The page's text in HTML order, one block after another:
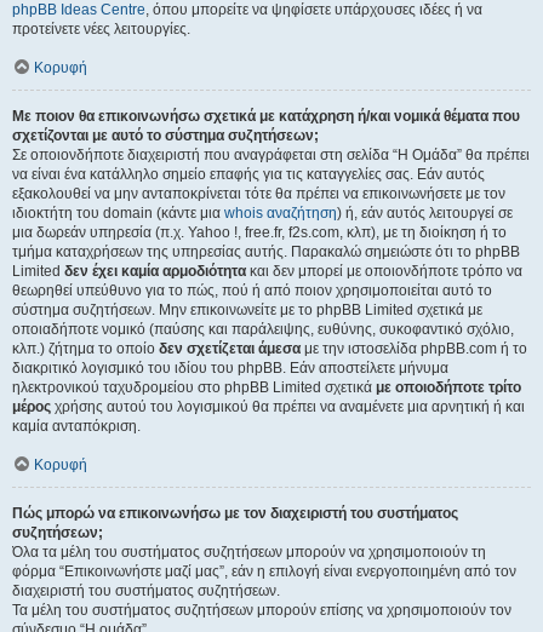
phpBB Ideas Centre, όπου μπορείτε να ψηφίσετε υπάρχουσες ιδέες ή να
προτείνετε νέες λειτουργίες.
Κορυφή
Με ποιον θα επικοινωνήσω σχετικά με κατάχρηση ή/και νομικά θέματα που
σχετίζονται με αυτό το σύστημα συζητήσεων;
Σε οποιονδήποτε διαχειριστή που αναγράφεται στη σελίδα “Η Ομάδα” θα πρέπει
να είναι ένα κατάλληλο σημείο επαφής για τις καταγγελίες σας. Εάν αυτός
εξακολουθεί να μην ανταποκρίνεται τότε θα πρέπει να επικοινωνήσετε με τον
ιδιοκτήτη του domain (κάντε μια whois αναζήτηση) ή, εάν αυτός λειτουργεί σε
μια δωρεάν υπηρεσία (π.χ. Yahoo !, free.fr, f2s.com, κλπ), με τη διοίκηση ή το
τμήμα καταχρήσεων της υπηρεσίας αυτής. Παρακαλώ σημειώστε ότι το phpBB
Limited δεν έχει καμία αρμοδιότητα και δεν μπορεί με οποιονδήποτε τρόπο να
θεωρηθεί υπεύθυνο για το πώς, πού ή από ποιον χρησιμοποιείται αυτό το
σύστημα συζητήσεων. Μην επικοινωνείτε με το phpBB Limited σχετικά με
οποιαδήποτε νομικό (παύσης και παράλειψης, ευθύνης, συκοφαντικό σχόλιο,
κλπ.) ζήτημα το οποίο δεν σχετίζεται άμεσα με την ιστοσελίδα phpBB.com ή το
διακριτικό λογισμικό του ιδίου του phpBB. Εάν αποστείλετε μήνυμα
ηλεκτρονικού ταχυδρομείου στο phpBB Limited σχετικά με οποιοδήποτε τρίτο
μέρος χρήσης αυτού του λογισμικού θα πρέπει να αναμένετε μια αρνητική ή και
καμία ανταπόκριση.
Κορυφή
Πώς μπορώ να επικοινωνήσω με τον διαχειριστή του συστήματος
συζητήσεων;
Όλα τα μέλη του συστήματος συζητήσεων μπορούν να χρησιμοποιούν τη
φόρμα “Επικοινωνήστε μαζί μας”, εάν η επιλογή είναι ενεργοποιημένη από τον
διαχειριστή του συστήματος συζητήσεων.
Τα μέλη του συστήματος συζητήσεων μπορούν επίσης να χρησιμοποιούν τον